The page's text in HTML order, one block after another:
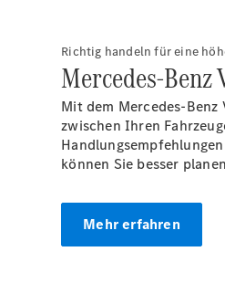
Richtig handeln für eine
Mercedes-
Mit dem Mercedes-
zwischen Ihren
können Sie besser
Mehr erfahren